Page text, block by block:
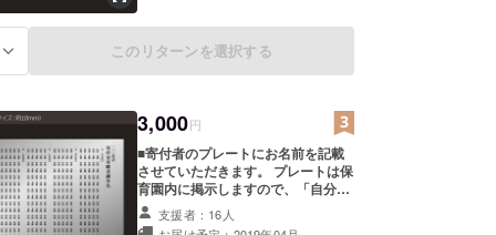
このリターンを選択する
3,000円
■寄付者のプレートにお名前を記載
させていただきます。 プレートは保
育園内に掲示しますので、「自分た
ちを支えてくれる人がたくさんいる
んだよ」というメッセージを園を、
支援者：16人